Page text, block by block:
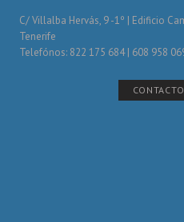
C/ Villalba Hervás, 9 -1º | Edificio
Tenerife
Telefónos: 822 175 684 | 608 958